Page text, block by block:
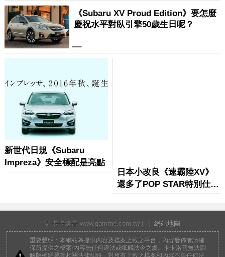
© 卡卡洛普 www.gamme.com.tw | 網站地圖
重要聲明：本網站為提供內容及檔案上載之平台，內容發佈者請確
保所提供之檔案/內容無任何違法或牴觸法令之虞。卡卡洛普無法調
解版權歸屬等相關法律糾紛，對所有上載之檔案和內容不負任何法